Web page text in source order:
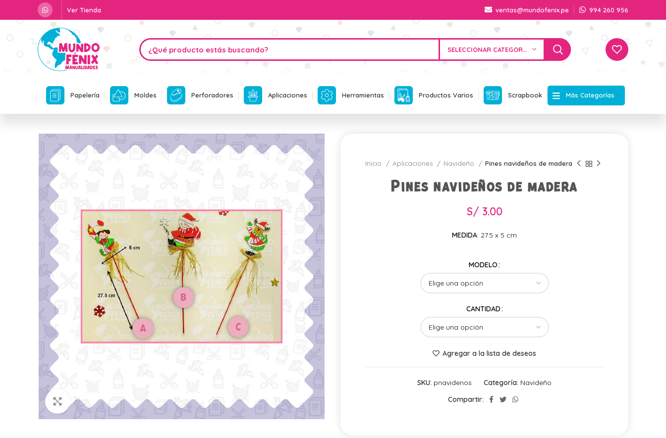
Ver Tienda ventas@mundofenix.pe 994 260 956
SELECCIONAR CATEGORÍA
Papelería Moldes Perforadores Aplicaciones Herramientas Productos Varios Scrapbook Más Categorías
Click para agrandar
Inicio Aplicaciones Navideño Pines navideños de madera
Pines navideños de madera
S/ 3.00
MEDIDA: 27.5 x 5 cm
MODELO
CANTIDAD
Agregar a la lista de deseos
SKU: pnavidenos Categoría: Navideño
Compartir: